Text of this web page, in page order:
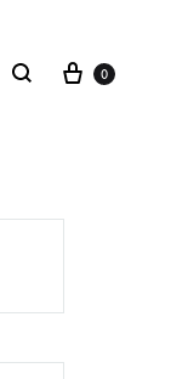
Cart
0